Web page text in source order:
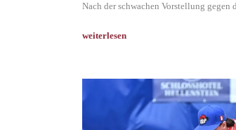
Nach der schwachen Vorstellung gegen